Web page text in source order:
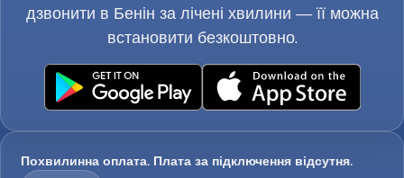
дзвонити в Бенін за лічені хвилини — її можна
встановити безкоштовно.
Похвилинна оплата. Плата за підключення відсутня.